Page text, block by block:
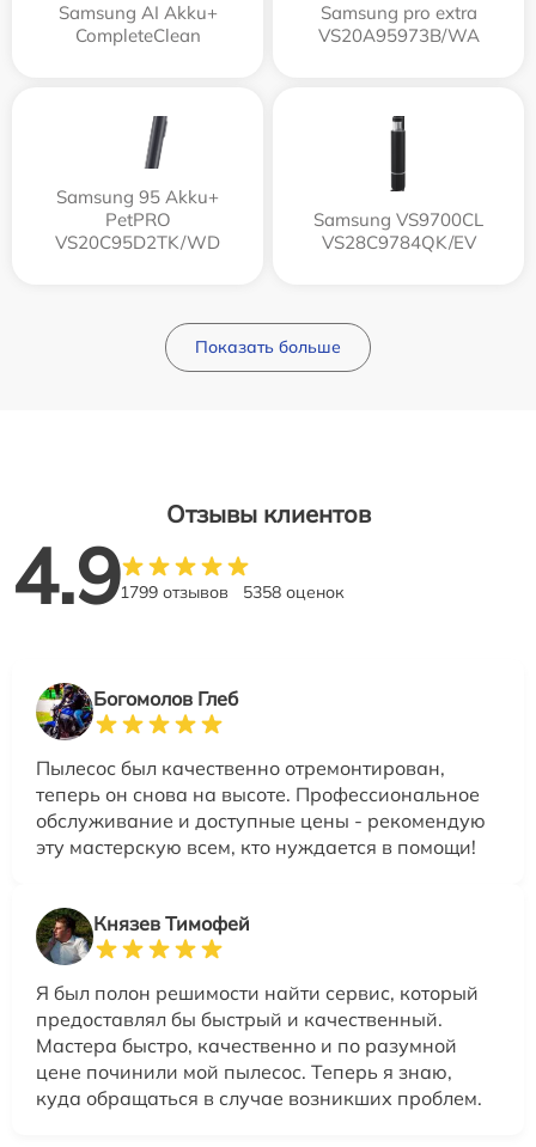
Samsung AI Akku+
CompleteClean
Samsung pro extra
VS20A95973B/WA
Samsung 95 Akku+
PetPRO
VS20C95D2TK/WD
Samsung VS9700CL
VS28C9784QK/EV
Показать больше
Отзывы клиентов
4.91799 отзывов 5358 оценок
Богомолов Глеб
Пылесос был качественно отремонтирован,
теперь он снова на высоте. Профессиональное
обслуживание и доступные цены - рекомендую
эту мастерскую всем, кто нуждается в помощи!
Князев Тимофей
Я был полон решимости найти сервис, который
предоставлял бы быстрый и качественный.
Мастера быстро, качественно и по разумной
цене починили мой пылесос. Теперь я знаю,
куда обращаться в случае возникших проблем.